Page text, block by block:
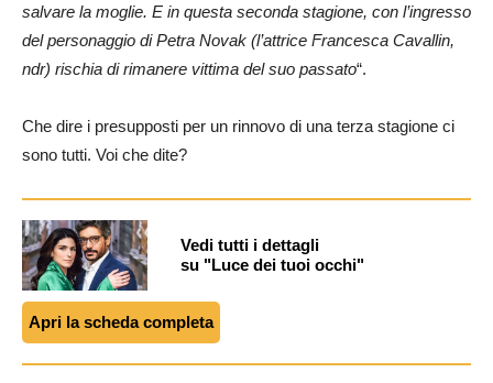
salvare la moglie. E in questa seconda stagione, con l’ingresso
del personaggio di Petra Novak (l’attrice Francesca Cavallin,
ndr) rischia di rimanere vittima del suo passato“.
Che dire i presupposti per un rinnovo di una terza stagione ci
sono tutti. Voi che dite?
Vedi tutti i dettagli
su "Luce dei tuoi occhi"
Apri la scheda completa